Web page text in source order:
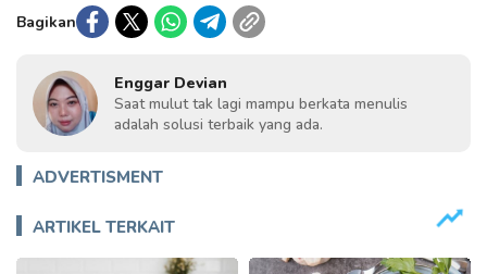
Bagikan
Enggar Devian
Saat mulut tak lagi mampu berkata menulis
adalah solusi terbaik yang ada.
ADVERTISMENT
ARTIKEL TERKAIT